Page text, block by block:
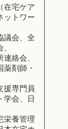
在宅ケア
ットワー
議会、全
絡会、
剤師・
援専門員
学会、日
栄養管理